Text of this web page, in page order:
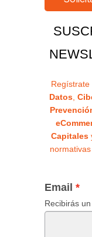
Datos,
Capitales
Email
Recibirás